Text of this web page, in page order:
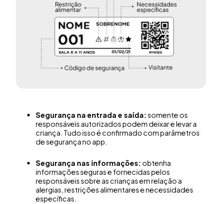
Segurança na entrada e saída: somente os
responsáveis autorizados podem deixar e levar a
criança. Tudo isso é confirmado com parâmetros
de segurança no app.
Segurança nas informações: obtenha
informações seguras e fornecidas pelos
responsáveis sobre as crianças em relação a
alergias, restrições alimentares e necessidades
específicas.